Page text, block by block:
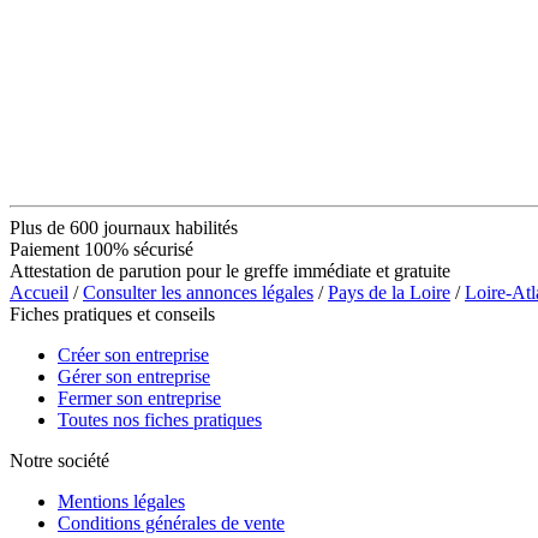
Plus de 600 journaux habilités
Paiement 100% sécurisé
Attestation de parution pour le greffe immédiate et gratuite
Accueil /Consulter les annonces légales /Pays de la Loire /Loire-
Fiches pratiques et conseils
Créer son entreprise
Gérer son entreprise
Fermer son entreprise
Toutes nos fiches pratiques
Notre société
Mentions légales
Conditions générales de vente